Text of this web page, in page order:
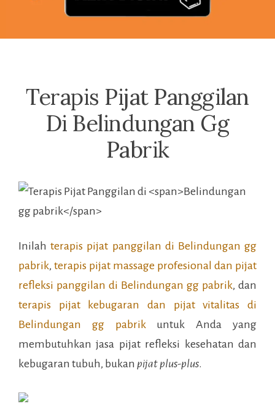
Terapis Pijat Panggilan
Di Belindungan Gg
Pabrik
Inilahterapis pijat panggilan di Belindungan gg
pabrik, terapis pijat massage profesional dan pijat
refleksi panggilan di Belindungan gg pabrik, dan
terapis pijat kebugaran dan pijat vitalitas di
Belindungan gg pabrikuntuk Anda yang
membutuhkan jasa pijat refleksi kesehatan dan
kebugaran tubuh, bukan pijat plus-plus.